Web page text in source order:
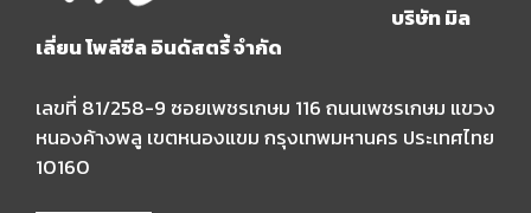
บริษัท มิล
เลี่ยน โพลีซีล อินดัสตรี้ จำกัด
เลขที่ 81/258-9 ซอยเพชรเกษม 116 ถนนเพชรเกษม แขวง
หนองค้างพลู เขตหนองแขม กรุงเทพมหานคร ประเทศไทย
10160